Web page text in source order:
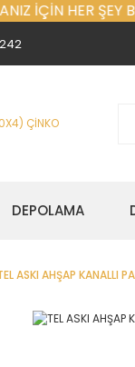
İÇİN HER ŞEY
DEPOLAMA
ASKI AHŞAP KANALLI